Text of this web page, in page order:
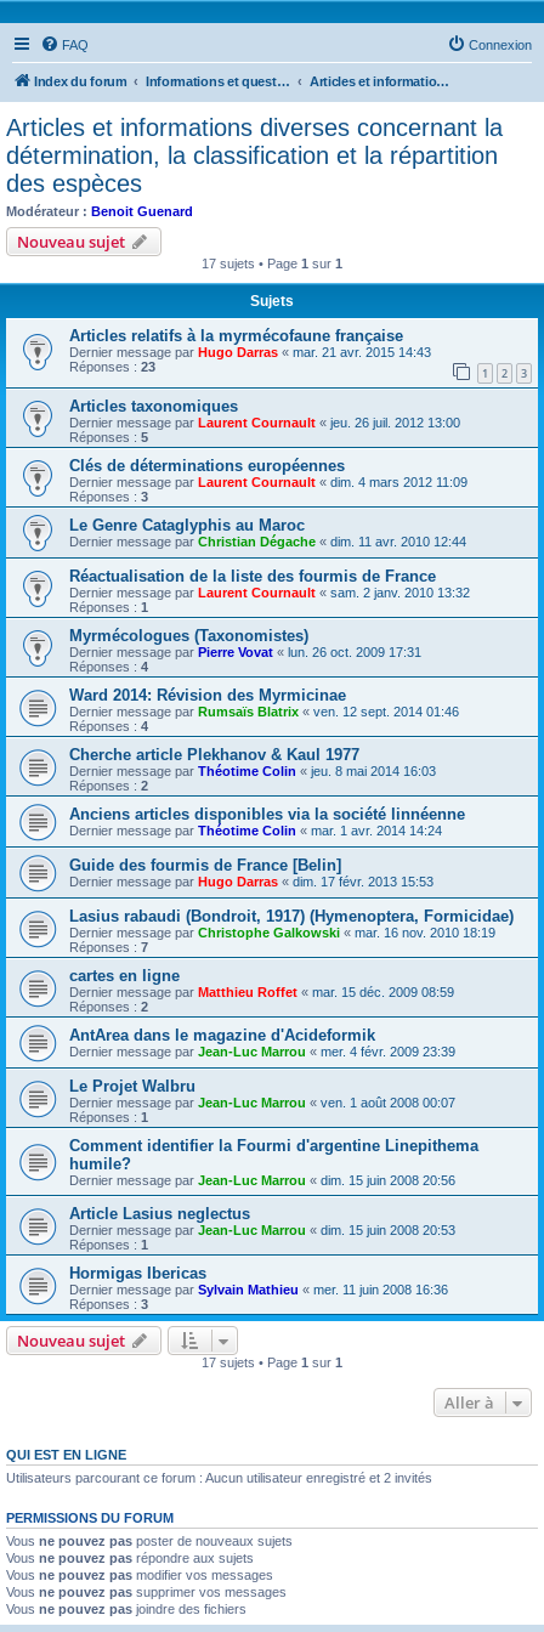
FAQ Connexion
Index du forum Informations et questions taxonomiques Articles et informations diverses concernant la détermination, la classification et la répartition des espèces
Articles et informations diverses concernant la
détermination, la classification et la répartition
des espèces
Modérateur : Benoit Guenard
Nouveau sujet
17 sujets • Page 1 sur 1
Sujets
Articles relatifs à la myrmécofaune française
Dernier message par Hugo Darras « mar. 21 avr. 2015 14:43
Réponses : 23 1 2 3
Articles taxonomiques
Dernier message par Laurent Cournault « jeu. 26 juil. 2012 13:00
Réponses : 5
Clés de déterminations européennes
Dernier message par Laurent Cournault « dim. 4 mars 2012 11:09
Réponses : 3
Le Genre Cataglyphis au Maroc
Dernier message par Christian Dégache « dim. 11 avr. 2010 12:44
Réactualisation de la liste des fourmis de France
Dernier message par Laurent Cournault « sam. 2 janv. 2010 13:32
Réponses : 1
Myrmécologues (Taxonomistes)
Dernier message par Pierre Vovat « lun. 26 oct. 2009 17:31
Réponses : 4
Ward 2014: Révision des Myrmicinae
Dernier message par Rumsaïs Blatrix « ven. 12 sept. 2014 01:46
Réponses : 4
Cherche article Plekhanov & Kaul 1977
Dernier message par Théotime Colin « jeu. 8 mai 2014 16:03
Réponses : 2
Anciens articles disponibles via la société linnéenne
Dernier message par Théotime Colin « mar. 1 avr. 2014 14:24
Guide des fourmis de France [Belin]
Dernier message par Hugo Darras « dim. 17 févr. 2013 15:53
Lasius rabaudi (Bondroit, 1917) (Hymenoptera, Formicidae)
Dernier message par Christophe Galkowski « mar. 16 nov. 2010 18:19
Réponses : 7
cartes en ligne
Dernier message par Matthieu Roffet « mar. 15 déc. 2009 08:59
Réponses : 2
AntArea dans le magazine d'Acideformik
Dernier message par Jean-Luc Marrou « mer. 4 févr. 2009 23:39
Le Projet Walbru
Dernier message par Jean-Luc Marrou « ven. 1 août 2008 00:07
Réponses : 1
Comment identifier la Fourmi d'argentine Linepithema
humile?
Dernier message par Jean-Luc Marrou « dim. 15 juin 2008 20:56
Article Lasius neglectus
Dernier message par Jean-Luc Marrou « dim. 15 juin 2008 20:53
Réponses : 1
Hormigas Ibericas
Dernier message par Sylvain Mathieu « mer. 11 juin 2008 16:36
Réponses : 3
Nouveau sujet
17 sujets • Page 1 sur 1
Aller à
QUI EST EN LIGNE
Utilisateurs parcourant ce forum : Aucun utilisateur enregistré et 2 invités
PERMISSIONS DU FORUM
Vous ne pouvez pas poster de nouveaux sujets
Vous ne pouvez pas répondre aux sujets
Vous ne pouvez pas modifier vos messages
Vous ne pouvez pas supprimer vos messages
Vous ne pouvez pas joindre des fichiers